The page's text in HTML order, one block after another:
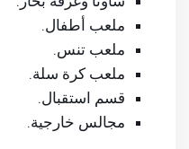
ملعب أطفال.
ملعب تنس.
ملعب كرة سلة.
قسم استقبال.
مجالس خارجية.